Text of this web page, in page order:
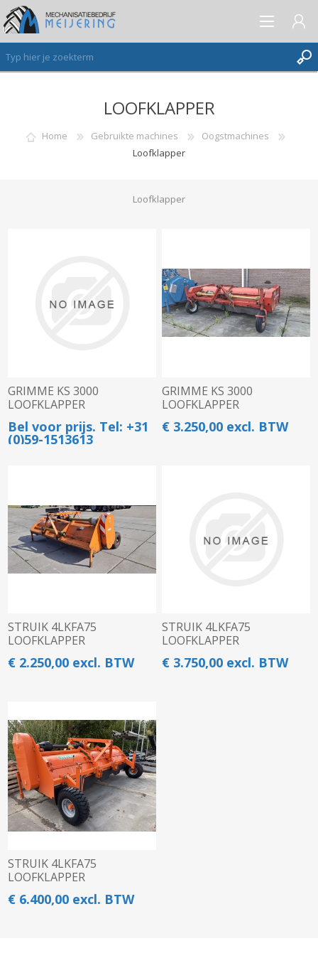
AANMELDEN ALS NIEUWE KLANT
INLOGGEN
LOOFKLAPPER
Home Gebruikte machines
Oogstmachines
Loofklapper
Loofklapper
GRIMME KS 3000
LOOFKLAPPER
Bel voor prijs. Tel: +31
(0)59-1513613
GRIMME KS 3000
LOOFKLAPPER
€ 3.250,00 excl. BTW
STRUIK 4LKFA75
LOOFKLAPPER
€ 2.250,00 excl. BTW
STRUIK 4LKFA75
LOOFKLAPPER
€ 3.750,00 excl. BTW
STRUIK 4LKFA75
LOOFKLAPPER
€ 6.400,00 excl. BTW